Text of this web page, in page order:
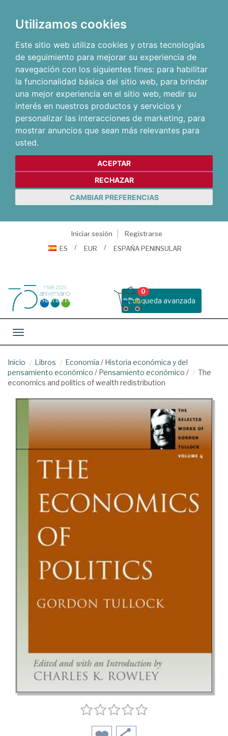
Utilizamos cookies
Este sitio web utiliza cookies y otras tecnologías
de seguimiento para mejorar su experiencia de
navegación con los siguientes fines: para habilitar
la funcionalidad básica del sitio web, para brindar
una mejor experiencia en el sitio web, medir su
interés en nuestros productos y servicios y
personalizar las interacciones de marketing, para
mostrar anuncios que sean más relevantes para
usted.
ACEPTAR
RECHAZAR
CAMBIAR PREFERENCIAS
Iniciar sesión
Registrarse
ES
EUR ESPAÑA PENINSULAR
Busqueda avanzada
0
Toggle navigation
Inicio Libros Economía / Historia económica y del
pensamiento económico / Pensamiento económico /
The
economics and politics of wealth redistribution